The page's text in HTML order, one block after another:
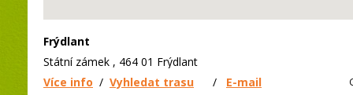
Frýdlant
Státní zámek , 464 01 Frýdlant
Více info / Vyhledat trasu / E-mail